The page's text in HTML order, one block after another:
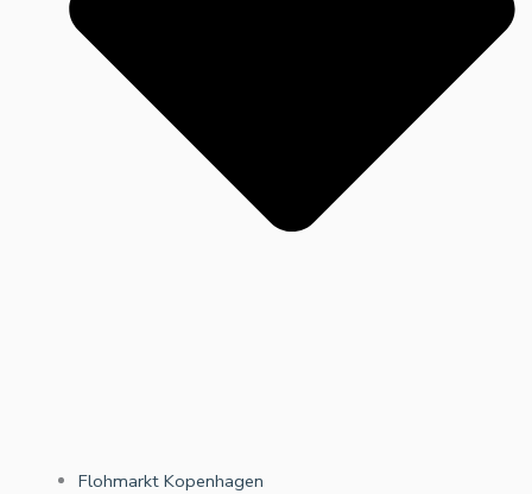
Flohmarkt Kopenhagen